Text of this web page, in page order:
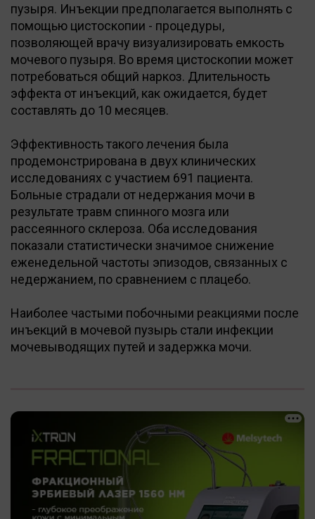
пузыря. Инъекции предполагается выполнять с
помощью цистоскопии - процедуры,
позволяющей врачу визуализировать емкость
мочевого пузыря. Во время цистоскопии может
потребоваться общий наркоз. Длительность
эффекта от инъекций, как ожидается, будет
составлять до 10 месяцев.
Эффективность такого лечения была
продемонстрирована в двух клинических
исследованиях с участием 691 пациента.
Больные страдали от недержания мочи в
результате травм спинного мозга или
рассеянного склероза. Оба исследования
показали статистически значимое снижение
еженедельной частоты эпизодов, связанных с
недержанием, по сравнением с плацебо.
Наиболее частыми побочными реакциями после
инъекций в мочевой пузырь стали инфекции
мочевыводящих путей и задержка мочи.